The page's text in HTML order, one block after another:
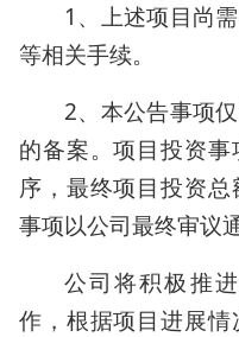
1、上述项目尚
等相关手续。
2、本公告事项
的备案。项目投资
序，最终项目投资
事项以公司最终审议
公司将积极推
作，根据项目进展